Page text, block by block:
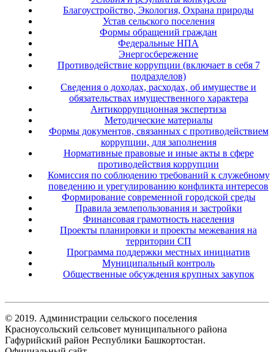
Благоустройство, Экология, Охрана природы
Устав сельского поселения
Формы обращений граждан
Федеральные НПА
Энергосбережение
Противодействие коррупции (включает в себя 7
подразделов)
Сведения о доходах, расходах, об имуществе и
обязательствах имущественного характера
Антикоррупционная экспертиза
Методические материалы
Формы документов, связанных с противодействием
коррупции, для заполнения
Нормативные правовые и иные акты в сфере
противодействия коррупции
Комиссия по соблюдению требований к служебному
поведению и урегулированию конфликта интересов
Формирование современной городской среды
Правила землепользования и застройки
Финансовая грамотность населения
Проекты планировки и проекты межевания на
территории СП
Программа поддержки местных инициатив
Муниципальный контроль
Общественные обсуждения крупных закупок
© 2019. Администрации сельского поселения
Красноусольский сельсовет муниципального района
Гафурийский район Республики Башкортостан.